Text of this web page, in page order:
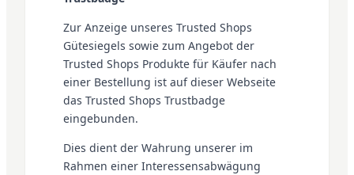
Zur Anzeige unseres Trusted Shops
Gütesiegels sowie zum Angebot der
Trusted Shops Produkte für Käufer nach
einer Bestellung ist auf dieser Webseite
das Trusted Shops Trustbadge
eingebunden.
Dies dient der Wahrung unserer im
Rahmen einer Interessensabwägung